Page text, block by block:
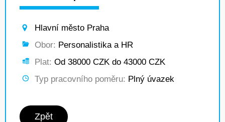
Hlavní město Praha
Obor: Personalistika a HR
Plat: Od 38000 CZK do 43000 CZK
Typ pracovního poměru: Plný úvazek
Zpět